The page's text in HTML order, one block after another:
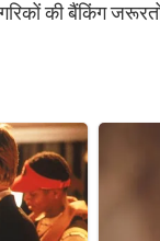
की बैंकिंग